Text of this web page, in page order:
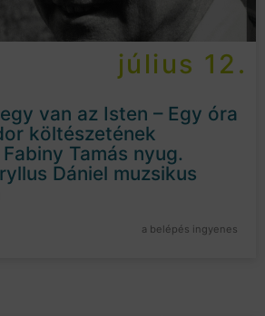
július 12.
van az Isten – Egy óra
költészetének
Tamás nyug.
Dániel muzsikus
a belépés ingyenes